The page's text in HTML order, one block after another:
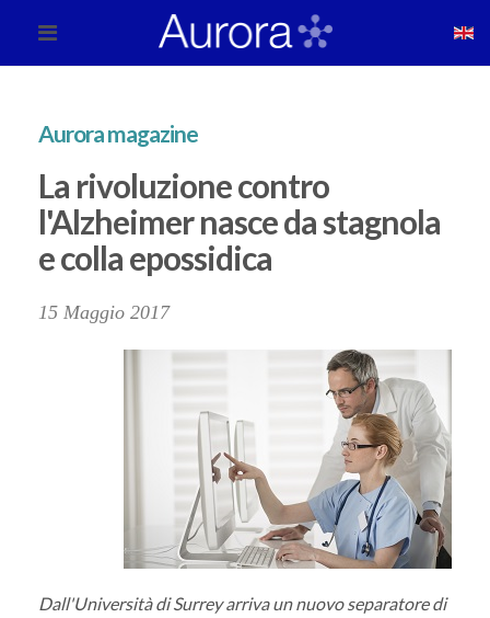
Aurora magazine
La rivoluzione contro
l'Alzheimer nasce da stagnola
e colla epossidica
15 Maggio 2017
Dall'Università di Surrey arriva un nuovo separatore di